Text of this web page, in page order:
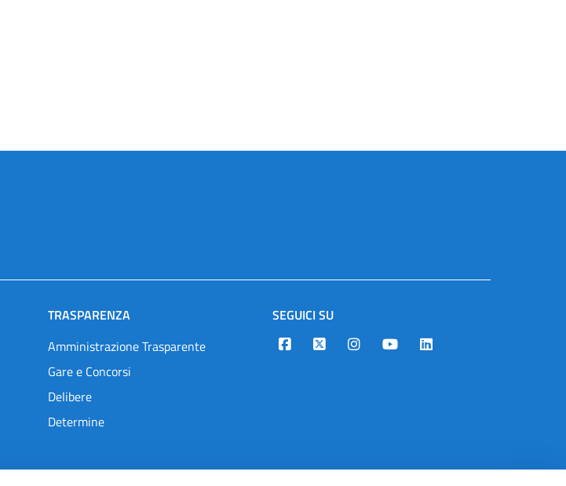
TRASPARENZA
Amministrazione Trasparente
Gare e Concorsi
Delibere
Determine
SEGUICI SU
Designers Italia
TwitterInstagramYoutubeLinkedin